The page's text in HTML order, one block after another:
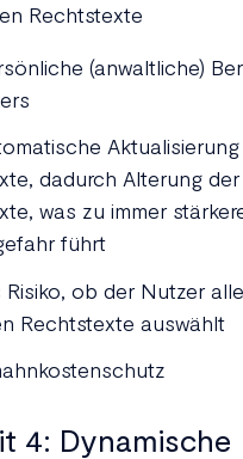
Rechtstexte
(anwaltliche)
dadurch Alterung der
was zu immer
führt
Risiko, ob der Nutzer
Rechtstexte auswählt
4: Dynamische